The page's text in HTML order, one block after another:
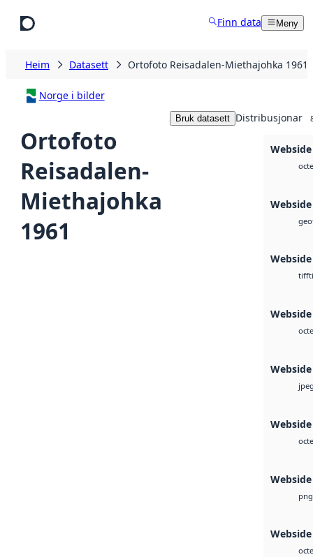
Finn data Meny
Heim Datasett Ortofoto Reisadalen-Miethajohka 1961
Norge i bilder
Ortofoto
Reisadalen-
Miethajohka
1961
Bruk datasett Distribusjonar
Webside
Webside
tiff
Webside
Webside
Webside
png